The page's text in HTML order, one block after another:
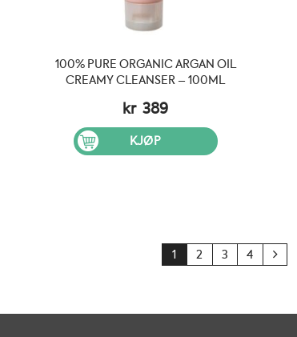
100% PURE ORGANIC ARGAN OIL
CREAMY CLEANSER – 100ML
kr 389
KJØP
1 2 3 4